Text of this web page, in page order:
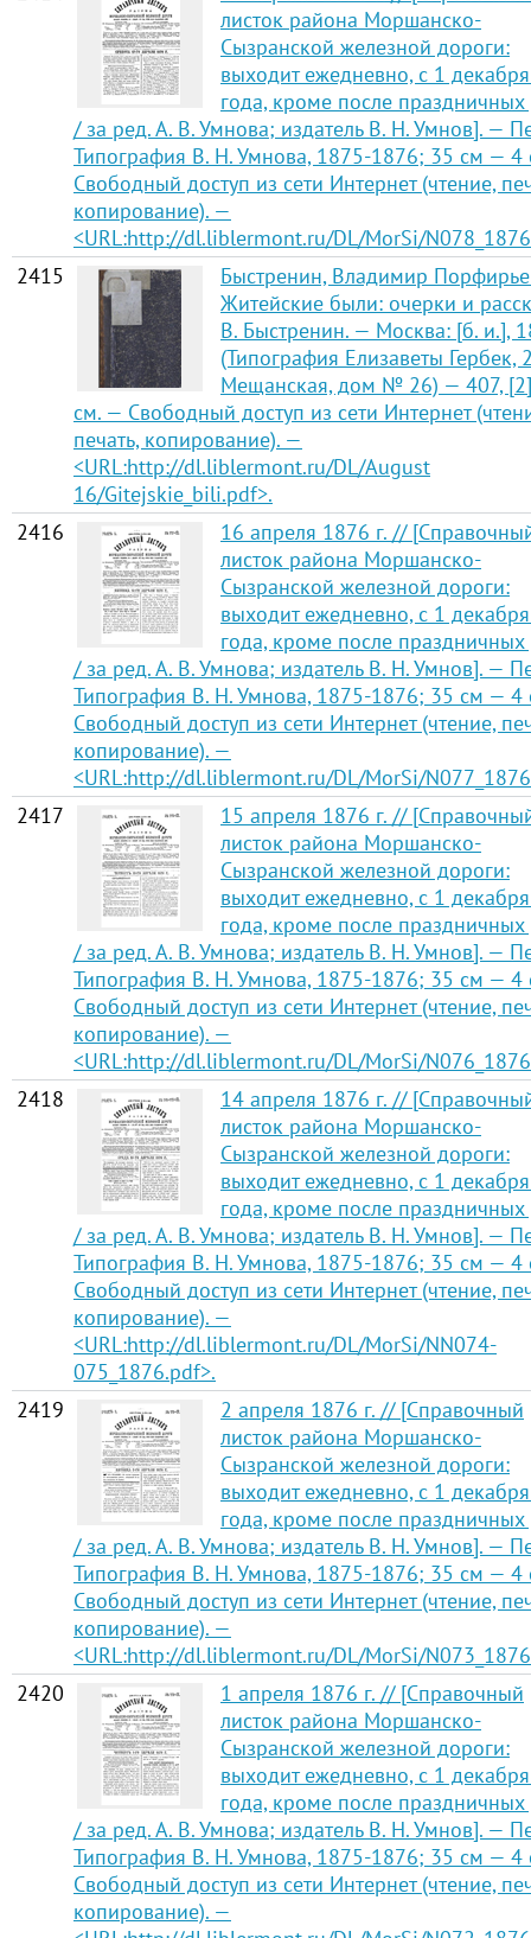
листок района Моршанско-
Сызранской железной дороги:
выходит ежедневно, с 1
года, кроме после
/ за ред. А. В. Умнова; издатель В. Н. Умнов]. —
Типография В. Н. Умнова, 1875-1876; 35 см — 4
Свободный доступ из сети Интернет (чтение,
копирование). —
<URL:http://dl.liblermont.ru/DL/MorSi/
2415
Быстренин, Владимир
Житейские были: очерки и
В. Быстренин. — Москва: [б. и.],
(Типография Елизаветы Гербек,
Мещанская, дом № 26) — 407,
см. — Свободный доступ из сети Интернет
печать, копирование). —
<URL:http://dl.liblermont.ru/DL/August
16/Gitejskie_bili.pdf>.
2416
16 апреля 1876 г. //
листок района Моршанско-
Сызранской железной дороги:
выходит ежедневно, с 1
года, кроме после
/ за ред. А. В. Умнова; издатель В. Н. Умнов]. —
Типография В. Н. Умнова, 1875-1876; 35 см — 4
Свободный доступ из сети Интернет (чтение,
копирование). —
<URL:http://dl.liblermont.ru/DL/MorSi/
2417
15 апреля 1876 г. //
листок района Моршанско-
Сызранской железной дороги:
выходит ежедневно, с 1
года, кроме после
/ за ред. А. В. Умнова; издатель В. Н. Умнов]. —
Типография В. Н. Умнова, 1875-1876; 35 см — 4
Свободный доступ из сети Интернет (чтение,
копирование). —
<URL:http://dl.liblermont.ru/DL/MorSi/
2418
14 апреля 1876 г. //
листок района Моршанско-
Сызранской железной дороги:
выходит ежедневно, с 1
года, кроме после
/ за ред. А. В. Умнова; издатель В. Н. Умнов]. —
Типография В. Н. Умнова, 1875-1876; 35 см — 4
Свободный доступ из сети Интернет (чтение,
копирование). —
<URL:http://dl.liblermont.ru/DL/MorSi/NN074-
075_1876.pdf>.
2419
2 апреля 1876 г. // [Справочный
листок района Моршанско-
Сызранской железной дороги:
выходит ежедневно, с 1
года, кроме после
/ за ред. А. В. Умнова; издатель В. Н. Умнов]. —
Типография В. Н. Умнова, 1875-1876; 35 см — 4
Свободный доступ из сети Интернет (чтение,
копирование). —
<URL:http://dl.liblermont.ru/DL/MorSi/
2420
1 апреля 1876 г. // [Справочный
листок района Моршанско-
Сызранской железной дороги:
выходит ежедневно, с 1
года, кроме после
/ за ред. А. В. Умнова; издатель В. Н. Умнов]. —
Типография В. Н. Умнова, 1875-1876; 35 см — 4
Свободный доступ из сети Интернет (чтение,
копирование). —